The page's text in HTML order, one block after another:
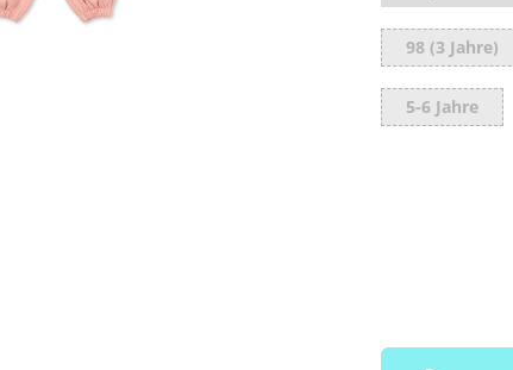
98 (3 Jahre)
5-6 Jahre